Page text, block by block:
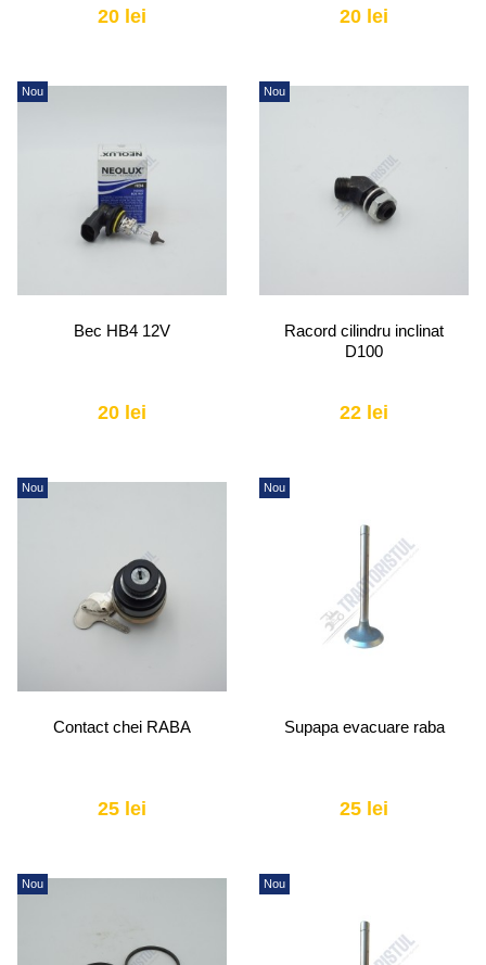
20 lei 20 lei
Nou
Bec HB4 12V
20 lei
Nou
Racord cilindru inclinat
D100
22 lei
Nou
Contact chei RABA
25 lei
Nou
Supapa evacuare raba
25 lei
Nou Nou